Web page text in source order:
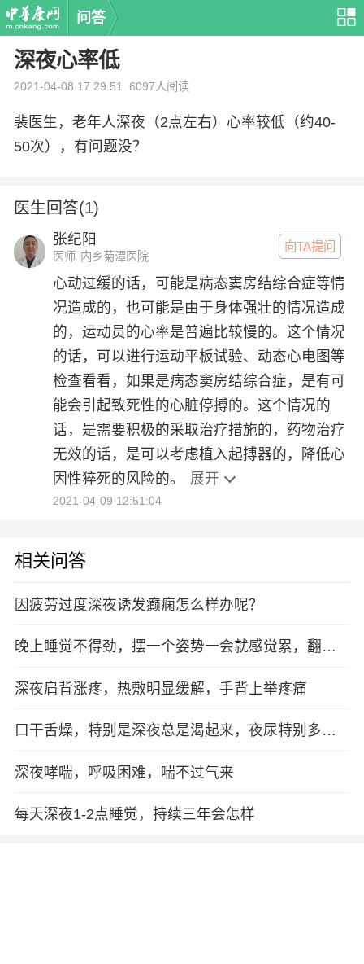
问答
深夜心率低
2021-04-08 17:29:51 6097人阅读
裴医生，老年人深夜（2点左右）心率较低（约40-
50次），有问题没？
医生回答(1)
向TA提问
张纪阳
医师 内乡菊潭医院
心动过缓的话，可能是病态窦房结综合症等情
况造成的，也可能是由于身体强壮的情况造成
的，运动员的心率是普遍比较慢的。这个情况
的话，可以进行运动平板试验、动态心电图等
检查看看，如果是病态窦房结综合症，是有可
能会引起致死性的心脏停搏的。这个情况的
话，是需要积极的采取治疗措施的，药物治疗
无效的话，是可以考虑植入起搏器的，降低心
因性猝死的风险的。
展开
2021-04-09 12:51:04
相关问答
因疲劳过度深夜诱发癫痫怎么样办呢？
晚上睡觉不得劲，摆一个姿势一会就感觉累，翻来
深夜肩背涨疼，热敷明显缓解，手背上举疼痛
口干舌燥，特别是深夜总是渴起来，夜尿特别多，
么了？
深夜哮喘，呼吸困难，喘不过气来
每天深夜1-2点睡觉，持续三年会怎样